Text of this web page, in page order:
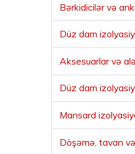
Bərkidicilər və
Düz dam
Aksesuarlar və
Düz dam
Mansard
Döşəmə, tavan